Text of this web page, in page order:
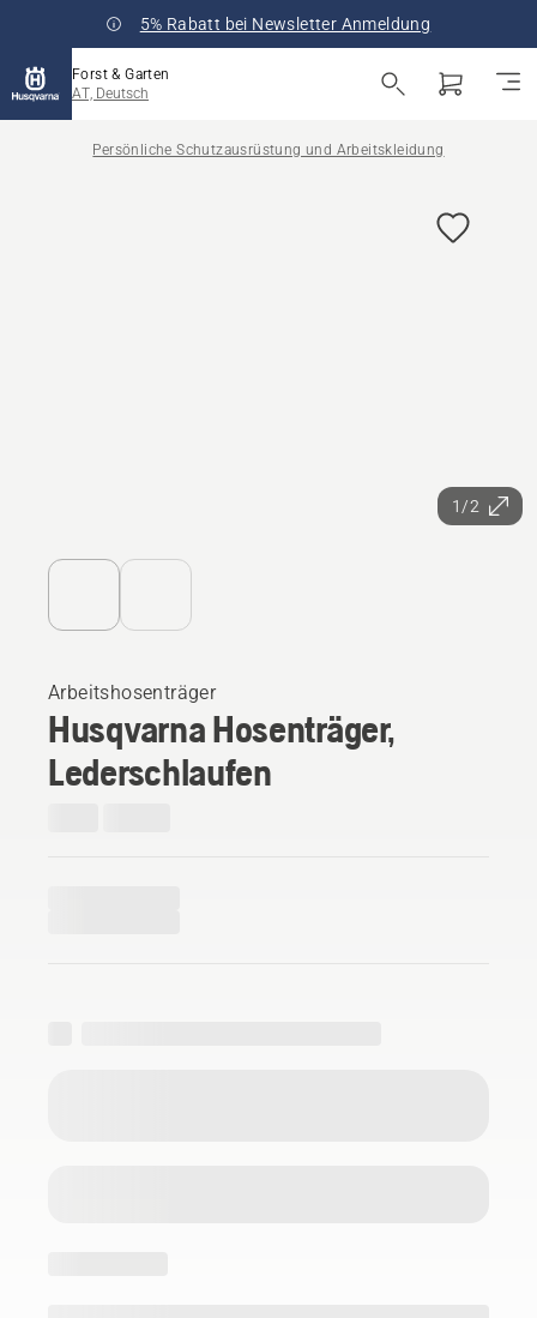
5% Rabatt bei Newsletter Anmeldung
Forst & Garten
AT, Deutsch
Persönliche Schutzausrüstung und Arbeitskleidung
1/2
Arbeitshosenträger
Husqvarna Hosenträger,
Lederschlaufen